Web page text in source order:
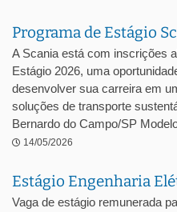
Programa de Estágio
A Scania está com inscrições
Estágio 2026, uma
desenvolver sua carreira em
soluções de transporte
Bernardo do Campo/SP
14/05/2026
Estágio Engenharia
Vaga de estágio remunerada